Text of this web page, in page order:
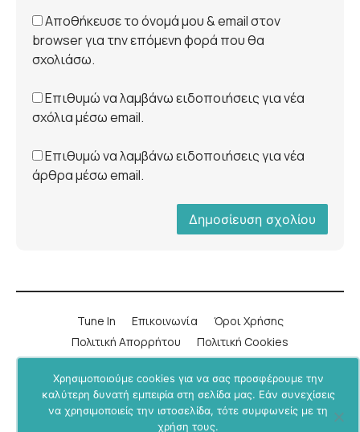
Αποθήκευσε το όνομά μου & email στον
browser για την επόμενη φορά που θα
σχολιάσω.
Επιθυμώ να λαμβάνω ειδοποιήσεις για νέα
σχόλια μέσω email.
Επιθυμώ να λαμβάνω ειδοποιήσεις για νέα
άρθρα μέσω email.
Tune In Επικοινωνία
Όροι Χρήσης
Πολιτική Απορρήτου
Πολιτική Cookies
LinkedInInstagramYouTubeFacebook
Υποστήριξε μας μέσα από τοBU+ στο Patreon .
Χρησιμοποιούμε cookies για να σας προσφέρουμε την
καλύτερη δυνατή εμπειρία στη σελίδα μας. Εάν συνεχίσεις
να χρησιμοποιείς την ιστοσελίδα, τότε συμφωνείς με τη
χρήση τους.